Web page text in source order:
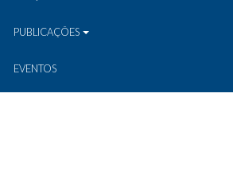
PUBLICAÇÕES
EVENTOS